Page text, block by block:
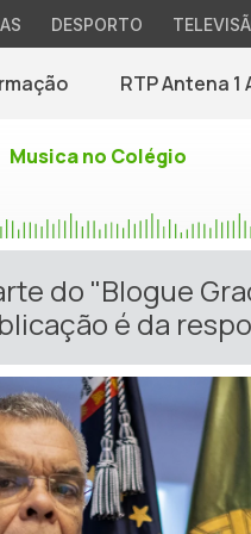
DESPORTO
RTP Antena 1
Musica no Colégio
do "Blogue
é da